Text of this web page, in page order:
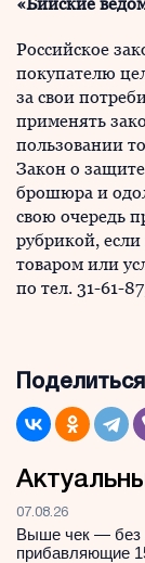
Российское
покупателю
за свои
применять
пользовании
Закон о
брошюра и
свою очередь
рубрикой,
товаром или
по тел. 31-61-
07.08.26
Выше чек — без
прибавляющие